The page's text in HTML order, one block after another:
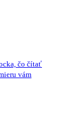
čo čítať
vám